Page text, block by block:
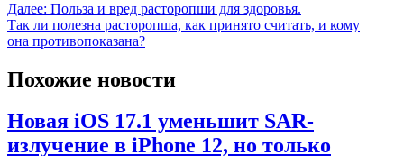
Далее: Польза и вред расторопши для здоровья.
Так ли полезна расторопша, как принято считать, и кому
она противопоказана?
Похожие новости
Новая iOS 17.1 уменьшит SAR-
излучение в iPhone 12, но только